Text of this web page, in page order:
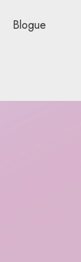
Blogue